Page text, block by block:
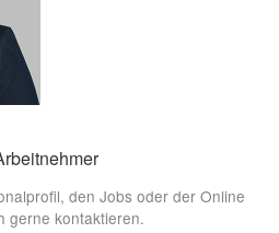
den Jobs oder der Online
gerne kontaktieren.